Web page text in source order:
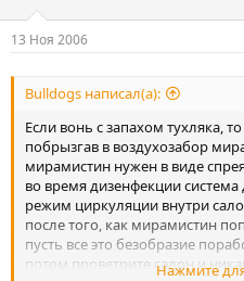
13 Ноя 2006
Bulldogs написал(а):
Если вонь с запахом тухляка,
побрызгав в воздухозабор
мирамистин нужен в виде
во время дизенфекции
режим циркуляции внутри
после того, как мирамистин
пусть все это безобразие
потом проветрите салон и
Нажмите